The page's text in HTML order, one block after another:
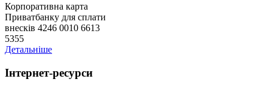
Корпоративна карта
Приватбанку для сплати
внесків 4246 0010 6613
5355
Детальніше
Інтернет-ресурси